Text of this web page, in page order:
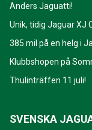
Anders Jaguatti!
Unik, tidig Jaguar XJ
385 mil på en helg i
Klubbshopen på
Thulinträffen 11 juli!
SVENSKA